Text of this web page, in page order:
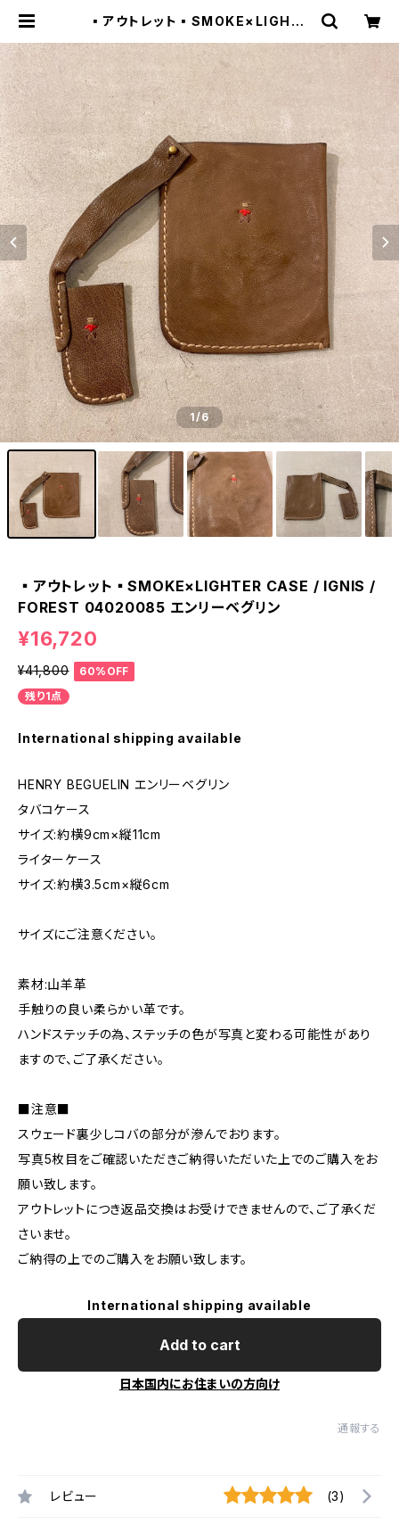
▪️アウトレット▪️SMOKE×LIGHTE
20085 エンリーベグリン | Ketcha
p OUTLET SHOP
1/6
▪️アウトレット▪️SMOKE×LIGHTER CASE / IGNIS /
FOREST 04020085 エンリーベグリン
¥16,720
¥41,800
60%OFF
残り1点
International shipping available
HENRY BEGUELIN エンリーベグリン
タバコケース
サイズ:約横9cm×縦11cm
ライターケース
サイズ:約横3.5cm×縦6cm
サイズにご注意ください。
素材:山羊革
手触りの良い柔らかい革です。
ハンドステッチの為、ステッチの色が写真と変わる可能性があり
ますので、ご了承ください。
■注意■
スウェード裏少しコバの部分が滲んでおります。
写真5枚目をご確認いただきご納得いただいた上でのご購入をお
願い致します。
アウトレットにつき返品交換はお受けできませんので、ご了承くだ
さいませ。
ご納得の上でのご購入をお願い致します。
International shipping available
Add to cart
日本国内にお住まいの方向け
通報する
レビュー (3)